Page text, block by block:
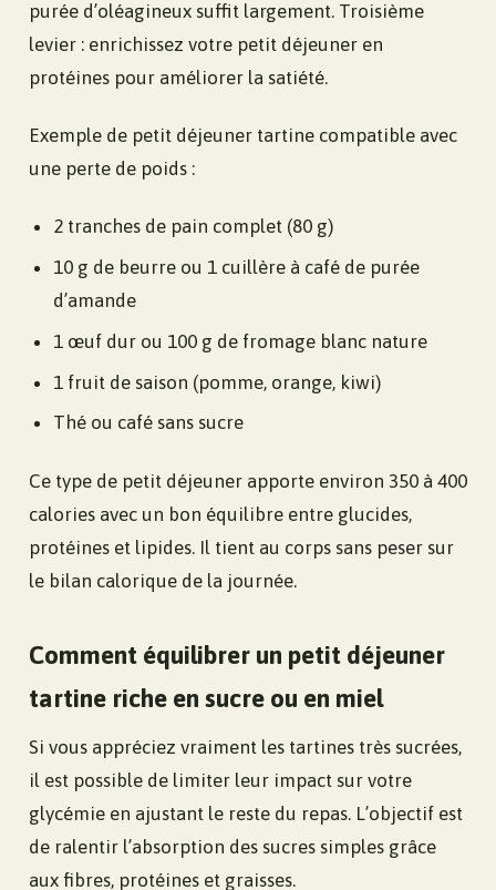
purée d’oléagineux suffit largement. Troisième
levier : enrichissez votre petit déjeuner en
protéines pour améliorer la satiété.
Exemple de petit déjeuner tartine compatible avec
une perte de poids :
2 tranches de pain complet (80 g)
10 g de beurre ou 1 cuillère à café de purée
d’amande
1 œuf dur ou 100 g de fromage blanc nature
1 fruit de saison (pomme, orange, kiwi)
Thé ou café sans sucre
Ce type de petit déjeuner apporte environ 350 à 400
calories avec un bon équilibre entre glucides,
protéines et lipides. Il tient au corps sans peser sur
le bilan calorique de la journée.
Comment équilibrer un petit déjeuner
tartine riche en sucre ou en miel
Si vous appréciez vraiment les tartines très sucrées,
il est possible de limiter leur impact sur votre
glycémie en ajustant le reste du repas. L’objectif est
de ralentir l’absorption des sucres simples grâce
aux fibres, protéines et graisses.